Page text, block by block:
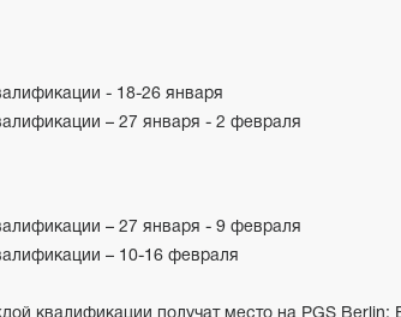
- 18-26 января
– 27 января - 2 февраля
– 27 января - 9 февраля
– 10-16 февраля